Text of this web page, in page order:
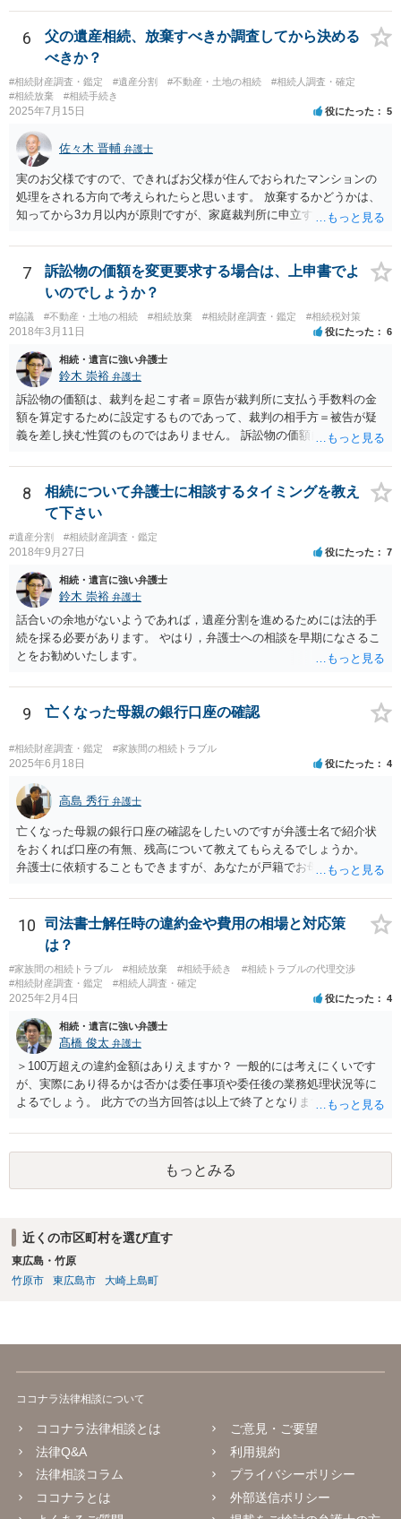
預金の入出金履歴を調べたわけではありません。 残念ながら、事案
や目的も異なりますし、開示の内容も異なります。
6
父の遺産相続、放棄すべきか調査してから決める
べきか？
#相続財産調査・鑑定 #遺産分割 #不動産・土地の相続
#相続人調査・確定
#相続放棄
#相続手続き
2025年7月15日 役にたった 5
佐々木 晋輔 弁護士
実のお父様ですので、できればお父様が住んでおられたマンションの
処理をされる方向で考えられたらと思います。 放棄するかどうかは、
知ってから3カ月以内が原則ですが、家庭裁判所に申立すれば3カ月の
放棄するかどうか決めることができます。 銀行やサラ金が数年も放置
することはありませんので、数年後に借金が発見される可能性はほぼ
ありません。 なお、私が扱った相続放棄を検討していた案件で、期間
伸長して調査したところ、サラ金に対する過払金など相当な財産が見
つかったため相続したという事例がありました。
7
訴訟物の価額を変更要求する場合は、上申書でよ
いのでしょうか？
#協議 #不動産・土地の相続 #相続放棄 #相続財産調査・鑑定 #相続税対策
2018年3月11日 役にたった 6
相続・遺言に強い弁護士
鈴木 崇裕 弁護士
訴訟物の価額は、裁判を起こす者＝原告が裁判所に支払う手数料の金
額を算定するために設定するものであって、裁判の相手方＝被告が疑
義を差し挟む性質のものではありません。 訴訟物の価額自体が裁判の
したとしても、変更されることはありません。
8
相続について弁護士に相談するタイミングを教え
て下さい
#遺産分割 #相続財産調査・鑑定
2018年9月27日 役にたった 7
相続・遺言に強い弁護士
鈴木 崇裕 弁護士
話合いの余地がないようであれば，遺産分割を進めるためには法的手
続を採る必要があります。 やはり，弁護士への相談を早期になさるこ
とをお勧めいたします。
9 亡くなった母親の銀行口座の確認
#相続財産調査・鑑定 #家族間の相続トラブル
2025年6月18日 役にたった 4
高島 秀行 弁護士
亡くなった母親の銀行口座の確認をしたいのですが弁護士名で紹介状
をおくれば口座の有無、残高について教えてもらえるでしょうか。
弁護士に依頼することもできますが、あなたが戸籍でお母さんの相続
高は教えてくれると思います。 自分ではよくわからないということ
であれば、弁護士に相談し依頼されたら良いと思います。
10
司法書士解任時の違約金や費用の相場と対応策
は？
#家族間の相続トラブル #相続放棄 #相続手続き
#相続トラブルの代理交渉
#相続財産調査・鑑定
#相続人調査・確定
2025年2月4日 役にたった 4
相続・遺言に強い弁護士
髙橋 俊太 弁護士
＞100万超えの違約金額はありえますか？ 一般的には考えにくいです
が、実際にあり得るかは否かは委任事項や委任後の業務処理状況等に
よるでしょう。 此方での当方回答は以上で終了となりますが、参考に
もっとみる
近くの市区町村を選び直す
東広島・竹原
竹原市
東広島市 大崎上島町
ココナラ法律相談について
ココナラ法律相談とは
法律Q&A
法律相談コラム
ココナラとは
ご意見・ご要望
利用規約
プライバシーポリシー
外部送信ポリシー